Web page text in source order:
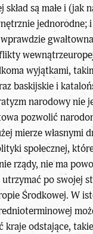
skład są małe i (jak
jednorodne;
wprawdzie
wyjątkami,
baskijskie i
narodowy nie
pozwolić
mierze własnymi
społecznej,
rządy, nie ma
utrzymać po swojej
Środkowej. W
kraje odstające,